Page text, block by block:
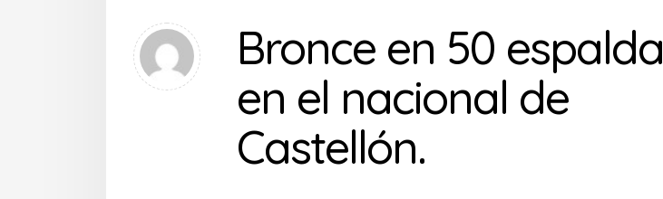
Bronce en 50 espalda
en el nacional de
Castellón.